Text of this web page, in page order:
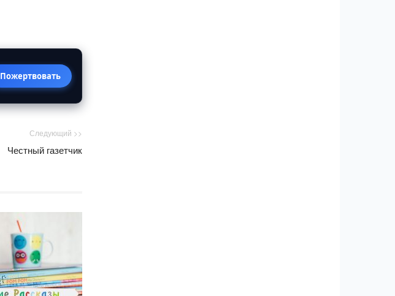
Пожертвовать
Следующий >>
Честный газетчик